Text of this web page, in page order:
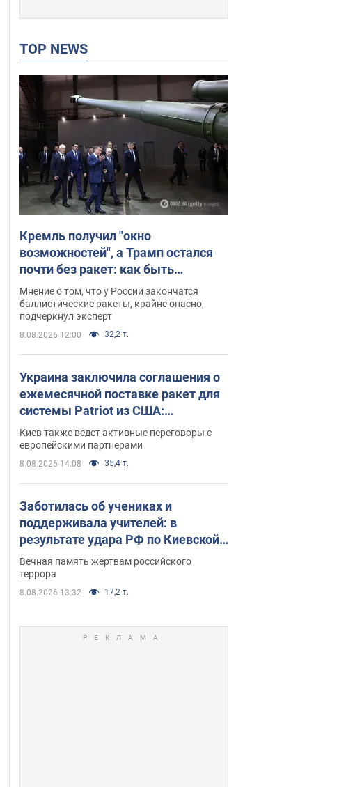
TOP NEWS
Кремль получил "окно
возможностей", а Трамп остался
почти без ракет: как быть
Украине? Интервью с Мельником
Мнение о том, что у России закончатся
баллистические ракеты, крайне опасно,
подчеркнул эксперт
8.08.2026 12:00 32,2 т.
Украина заключила соглашения о
ежемесячной поставке ракет для
системы Patriot из США:
Зеленский раскрыл подробности
Киев также ведет активные переговоры с
европейскими партнерами
8.08.2026 14:08 35,4 т.
Заботилась об учениках и
поддерживала учителей: в
результате удара РФ по Киевской
области погибли директор
киевского лицея, её муж и внук
Вечная память жертвам российского
террора
8.08.2026 13:32 17,2 т.